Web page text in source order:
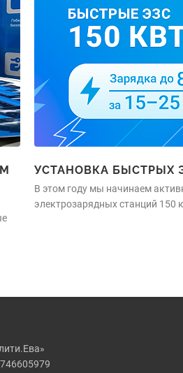
УСТАНОВКА БЫСТРЫХ
В этом году мы начинаем
электрозарядных станций 150